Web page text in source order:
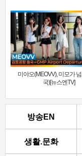
미야오(MEOVV), 미모가
국)[뉴스엔TV]
방송EN
생활.문화